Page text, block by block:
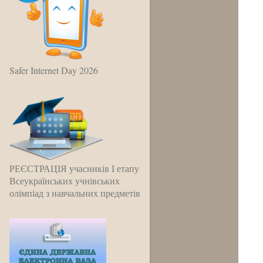
Safer Internet Day 2026
РЕЄСТРАЦІЯ учасників І етапу
Всеукраїнських учнівських
олімпіад з навчальних предметів